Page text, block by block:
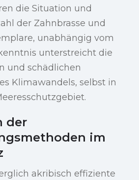
die Situation und
der Zahnbrasse und
unabhängig vom
unterstreicht die
und schädlichen
Klimawandels, selbst in
der
im
akribisch effiziente